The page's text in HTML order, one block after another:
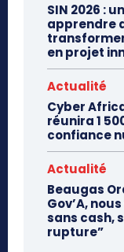
SIN 2026 :
apprendre
en projet
Actualité
Cyber
réunira 1
confiance
Actualité
Beaugas
Gov’A,
sans cash,
rupture”